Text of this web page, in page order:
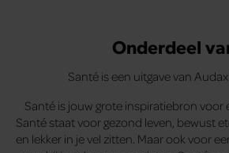
Onderdeel
Santé is een uitgave van
Santé is jouw grote inspiratiebron voor
Santé staat voor gezond leven, bewust
en lekker in je vel zitten. Maar ook voor